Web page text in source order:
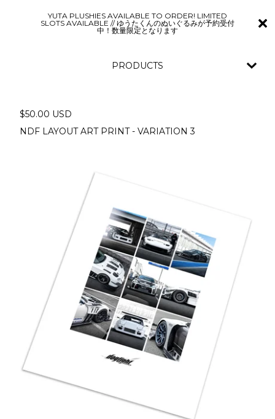
YUTA PLUSHIES AVAILABLE TO ORDER! LIMITED
SLOTS AVAILABLE // ゆうたくんのぬいぐるみが予約受付
中！数量限定となります
PRODUCTS
$50.00 USD
NDF LAYOUT ART PRINT - VARIATION 3